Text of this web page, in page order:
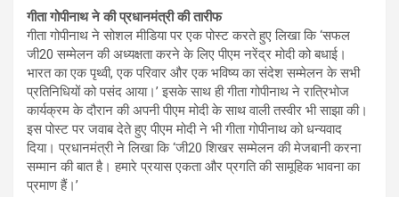
गीता गोपीनाथ ने की प्रधानमंत्री की तारीफ
गीता गोपीनाथ ने सोशल मीडिया पर एक पोस्ट करते हुए लिखा कि ‘सफल
जी20 सम्मेलन की अध्यक्षता करने के लिए पीएम नरेंद्र मोदी को बधाई।
भारत का एक पृथ्वी, एक परिवार और एक भविष्य का संदेश सम्मेलन के सभी
प्रतिनिधियों को पसंद आया।’ इसके साथ ही गीता गोपीनाथ ने रात्रिभोज
कार्यक्रम के दौरान की अपनी पीएम मोदी के साथ वाली तस्वीर भी साझा की।
इस पोस्ट पर जवाब देते हुए पीएम मोदी ने भी गीता गोपीनाथ को धन्यवाद
दिया। प्रधानमंत्री ने लिखा कि ‘जी20 शिखर सम्मेलन की मेजबानी करना
सम्मान की बात है। हमारे प्रयास एकता और प्रगति की सामूहिक भावना का
प्रमाण हैं।’